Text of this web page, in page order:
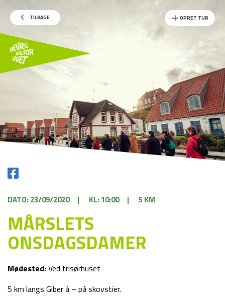
TILBAGE OPRET TUR
DATO: 23/09/2020 | KL: 10:00 | 5 KM
MÅRSLETS
ONSDAGSDAMER
Mødested:Ved frisørhuset
5 km langs Giber å – på skovstier.